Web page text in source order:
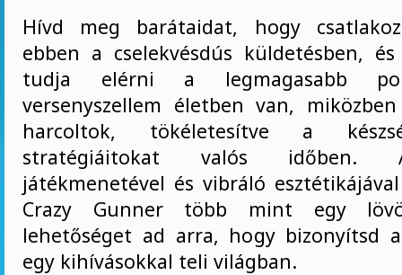
Hívd meg barátaidat, hogy
ebben a cselekvésdús küldetésben,
tudja elérni a legmagasabb
versenyszellem életben van,
harcoltok, tökéletesítve a
stratégiáitokat valós időben.
játékmenetével és vibráló
Crazy Gunner több mint egy
lehetőséget ad arra, hogy bizonyítsd
egy kihívásokkal teli világban.